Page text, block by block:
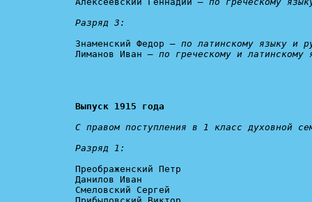
Разряд 3:
Знаменский Федор — по латинскому языку и
Лиманов Иван — по греческому и латинскому
Выпуск 1915 года
С правом поступления в 1 класс духовной
Разряд 1:
Преображенский Петр
Данилов Иван
Смеловский Сергей